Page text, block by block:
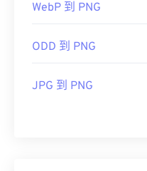
WebP 到 PNG
ODD 到 PNG
JPG 到 PNG